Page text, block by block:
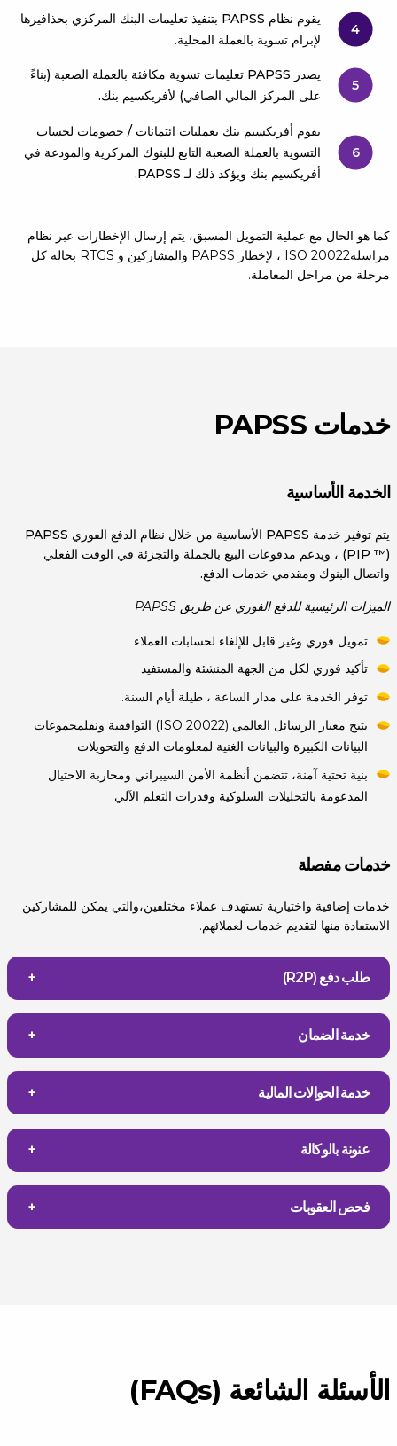
4
يقوم نظام PAPSS بتنفيذ تعليمات البنك المركزي بحذافيرها
لإبرام تسوية بالعملة المحلية.
5
يصدر PAPSS تعليمات تسوية مكافئة بالعملة الصعبة (بناءً
على المركز المالي الصافي) لأفريكسيم بنك.
6
يقوم أفريكسيم بنك بعمليات ائتمانات / خصومات لحساب
التسوية بالعملة الصعبة التابع للبنوك المركزية والمودعة في
أفريكسيم بنك ويؤكد ذلك لـ PAPSS.
كما هو الحال مع عملية التمويل المسبق، يتم إرسال الإخطارات عبر نظام
مراسلةISO 20022 ، لإخطار PAPSS والمشاركين و RTGS بحالة كل
مرحلة من مراحل المعاملة.
خدمات PAPSS
الخدمة الأساسية
يتم توفير خدمة PAPSS الأساسية من خلال نظام الدفع الفوري PAPSS
(PIP ™) ، ويدعم مدفوعات البيع بالجملة والتجزئة في الوقت الفعلي
واتصال البنوك ومقدمي خدمات الدفع.
الميزات الرئيسية للدفع الفوري عن طريق PAPSS
تمويل فوري وغير قابل للإلغاء لحسابات العملاء
تأكيد فوري لكل من الجهة المنشئة والمستفيد
توفر الخدمة على مدار الساعة ، طيلة أيام السنة.
يتيح معيار الرسائل العالمي (ISO 20022) التوافقية ونقلمجموعات
البيانات الكبيرة والبيانات الغنية لمعلومات الدفع والتحويلات
بنية تحتية آمنة، تتضمن أنظمة الأمن السيبراني ومحاربة الاحتيال
المدعومة بالتحليلات السلوكية وقدرات التعلم الآلي.
خدمات مفصلة
خدمات إضافية واختيارية تستهدف عملاء مختلفين،والتي يمكن للمشاركين
الاستفادة منها لتقديم خدمات لعملائهم.
طلب دفع (R2P)
خدمة الضمان
خدمة الحوالات المالية
عنونة بالوكالة
فحص العقوبات
الأسئلة الشائعة (FAQs)